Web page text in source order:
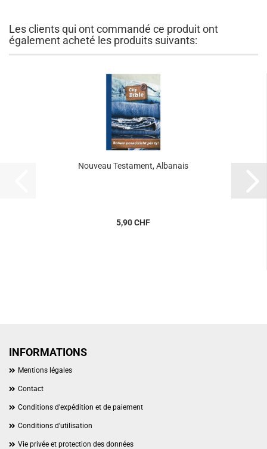
Les clients qui ont commandé ce produit ont
également acheté les produits suivants:
Nouveau Testament, Albanais
5,90 CHF
INFORMATIONS
Mentions légales
Contact
Conditions d'expédition et de paiement
Conditions d'utilisation
Vie privée et protection des données